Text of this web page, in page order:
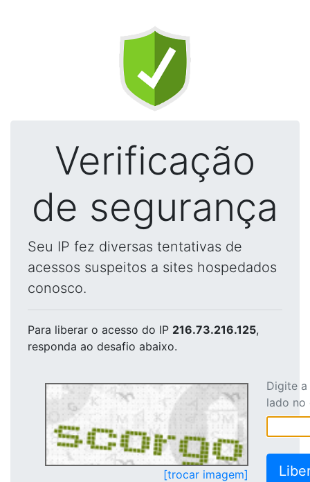
Verificação
de segurança
Seu IP fez diversas tentativas de
acessos suspeitos a sites hospedados
conosco.
Para liberar o acesso do IP 216.73.216.125,
responda ao desafio abaixo.
[trocar imagem]
Digite
lado no